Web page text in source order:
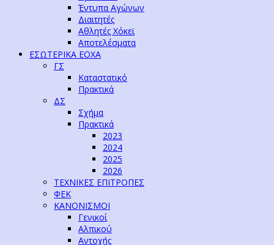
Έντυπα Αγώνων
Διαιτητές
Αθλητές Χόκεϊ
Αποτελέσματα
ΕΣΩΤΕΡΙΚΑ ΕΟΧΑ
ΓΣ
Καταστατικό
Πρακτικά
ΔΣ
Σχήμα
Πρακτικά
2023
2024
2025
2026
ΤΕΧΝΙΚΕΣ ΕΠΙΤΡΟΠΕΣ
ΦΕΚ
ΚΑΝΟΝΙΣΜΟΙ
Γενικοί
Αλπικού
Αντοχής